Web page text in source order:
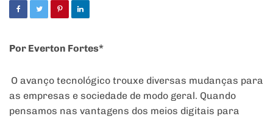
Por Everton Fortes*
O avanço tecnológico trouxe diversas mudanças para
as empresas e sociedade de modo geral. Quando
pensamos nas vantagens dos meios digitais para